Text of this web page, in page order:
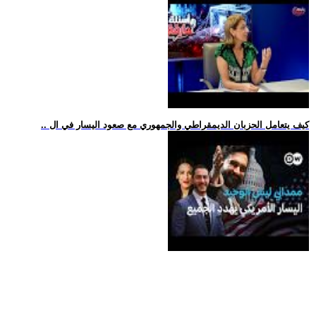
.. كيف يتعامل الحزبان الديمقراطي والجمهوري مع صعود اليسار في ال